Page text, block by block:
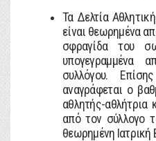
Τα Δελτία
είναι θεωρημένα
σφραγίδα του
υπογεγραμμένα
συλλόγου.
αναγράφεται ο
αθλητής-αθλήτρια
από τον σύλλογο
θεωρημένη